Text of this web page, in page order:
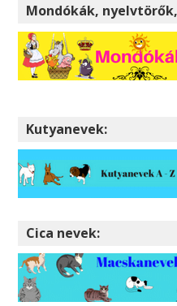
Mondókák,
Kutyanevek:
Cica nevek: